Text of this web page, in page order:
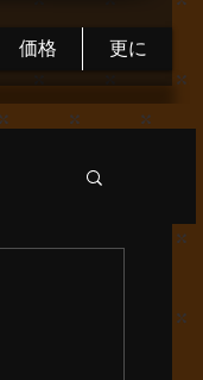
価格 更に